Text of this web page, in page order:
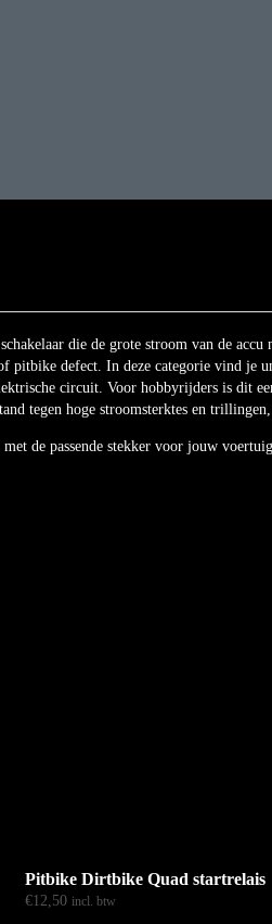
die de grote stroom van de
pitbike defect. In deze categorie vind je
circuit. Voor hobbyrijders is dit
tegen hoge stroomsterktes en
de passende stekker voor jouw
Pitbike Dirtbike Quad startrelais
€12,50 incl. btw